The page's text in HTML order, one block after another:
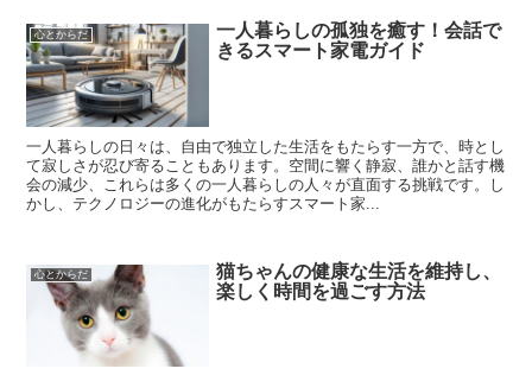
心とからだ
一人暮らしの孤独を癒す！会話で
きるスマート家電ガイド
一人暮らしの日々は、自由で独立した生活をもたらす一方で、時とし
て寂しさが忍び寄ることもあります。空間に響く静寂、誰かと話す機
会の減少、これらは多くの一人暮らしの人々が直面する挑戦です。し
かし、テクノロジーの進化がもたらすスマート家...
心とからだ
猫ちゃんの健康な生活を維持し、
楽しく時間を過ごす方法